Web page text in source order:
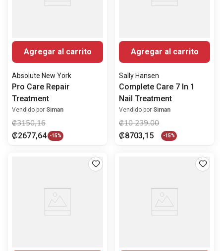
Agregar al carrito
Absolute New York
Pro Care Repair
Treatment
Vendido por Siman
₡3150,16
₡2677,64 -15%
Agregar al carrito
Sally Hansen
Complete Care 7 In 1
Nail Treatment
Vendido por Siman
₡10 239,00
₡8703,15 -15%